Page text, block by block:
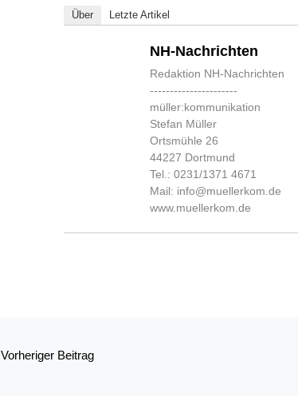
Über Letzte Artikel
NH-Nachrichten
Redaktion NH-Nachrichten
----------------------
müller:kommunikation
Stefan Müller
Ortsmühle 26
44227 Dortmund
Tel.: 0231/1371 4671
Mail: info@muellerkom.de
www.muellerkom.de
Vorheriger Beitrag